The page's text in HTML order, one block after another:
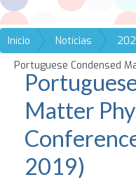
Início Notícias
Matter
2019)